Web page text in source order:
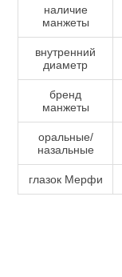
наличие
манжеты
внутренний
диаметр
бренд
манжеты
оральные/
назальные
глазок Мерфи